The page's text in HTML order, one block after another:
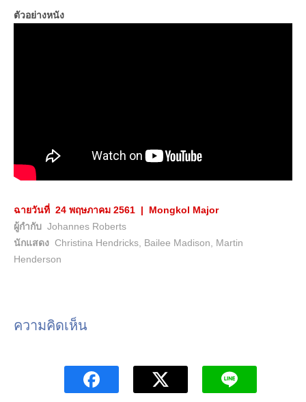
ตัวอย่างหนัง
ฉายวันที่ 24 พฤษภาคม 2561 | Mongkol Major
ผู้กำกับ Johannes Roberts
นักแสดง Christina Hendricks, Bailee Madison, Martin
Henderson
ความคิดเห็น